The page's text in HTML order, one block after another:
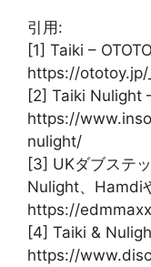
引用:
[1] Taiki –
https://
[2] Taiki Nulight
https://
nulight/
[3] UKダブステ
Nulight、Hamdi
https://
[4] Taiki &
https://